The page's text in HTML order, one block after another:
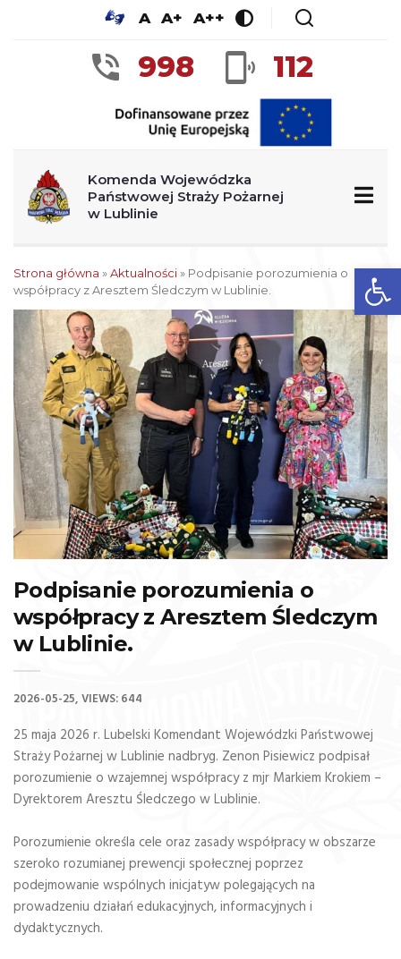
A A+ A++
998 112
Komenda Wojewódzka
Państwowej Straży Pożarnej
w Lublinie
Strona główna »Aktualności» Podpisanie porozumienia o
współpracy z Aresztem Śledczym w Lublinie.
Podpisanie porozumienia o
współpracy z Aresztem Śledczym
w Lublinie.
2026-05-25 VIEWS: 644
25 maja 2026 r. Lubelski Komendant Wojewódzki Państwowej
Straży Pożarnej w Lublinie nadbryg. Zenon Pisiewicz podpisał
porozumienie o wzajemnej współpracy z mjr Markiem Krokiem –
Dyrektorem Aresztu Śledczego w Lublinie.
Porozumienie określa cele oraz zasady współpracy w obszarze
szeroko rozumianej prewencji społecznej poprzez
podejmowanie wspólnych inicjatyw polegających na
prowadzeniu działań edukacyjnych, informacyjnych i
dydaktycznych.